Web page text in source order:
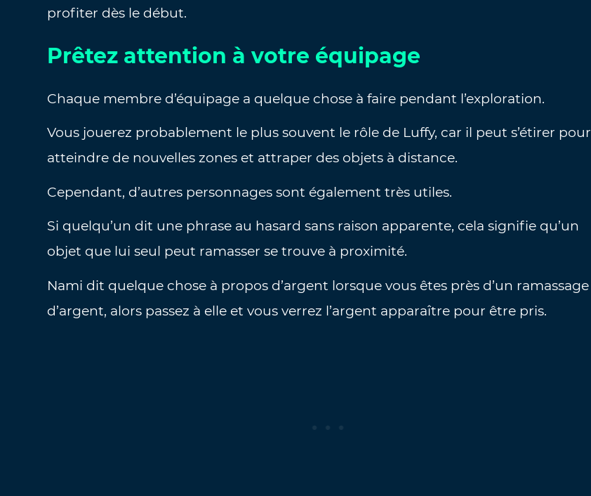
profiter dès le début.
Prêtez attention à votre équipage
Chaque membre d’équipage a quelque chose à faire pendant l’exploration.
Vous jouerez probablement le plus souvent le rôle de Luffy, car il peut s’étirer pour
atteindre de nouvelles zones et attraper des objets à distance.
Cependant, d’autres personnages sont également très utiles.
Si quelqu’un dit une phrase au hasard sans raison apparente, cela signifie qu’un
objet que lui seul peut ramasser se trouve à proximité.
Nami dit quelque chose à propos d’argent lorsque vous êtes près d’un ramassage
d’argent, alors passez à elle et vous verrez l’argent apparaître pour être pris.